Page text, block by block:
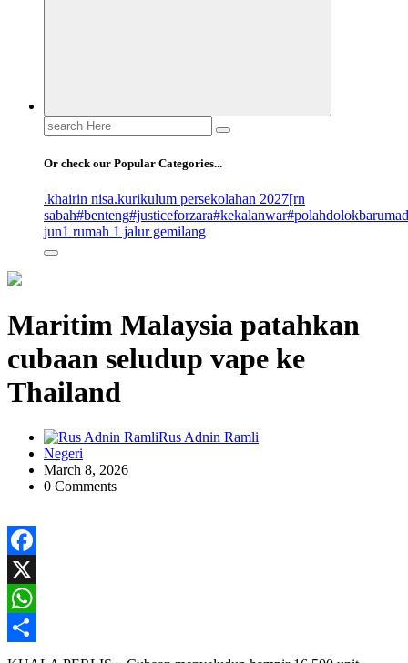
Search
for:
Or check our Popular Categories...
.khairin nisa.kurikulum persekolahan 2027[rn
sabah#benteng#justiceforzara#kekalanwar
jun1 rumah 1 jalur gemilang
Maritim Malaysia patahkan
cubaan seludup vape ke
Thailand
Rus Adnin Ramli
Negeri
March 8, 2026
0 Comments
Facebook
X
WhatsApp
Share